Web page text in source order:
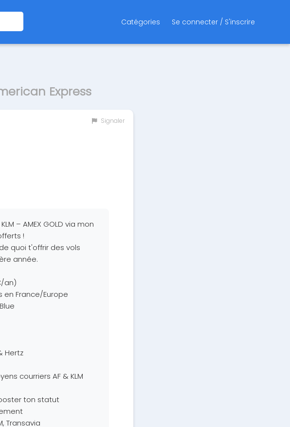
Catégories Se connecter / S'inscrire
Express
Signaler
– AMEX GOLD via mon
!
quoi t'offrir des vols
année.
an)
en France/Europe
Hertz
courriers AF & KLM
ton statut
Transavia